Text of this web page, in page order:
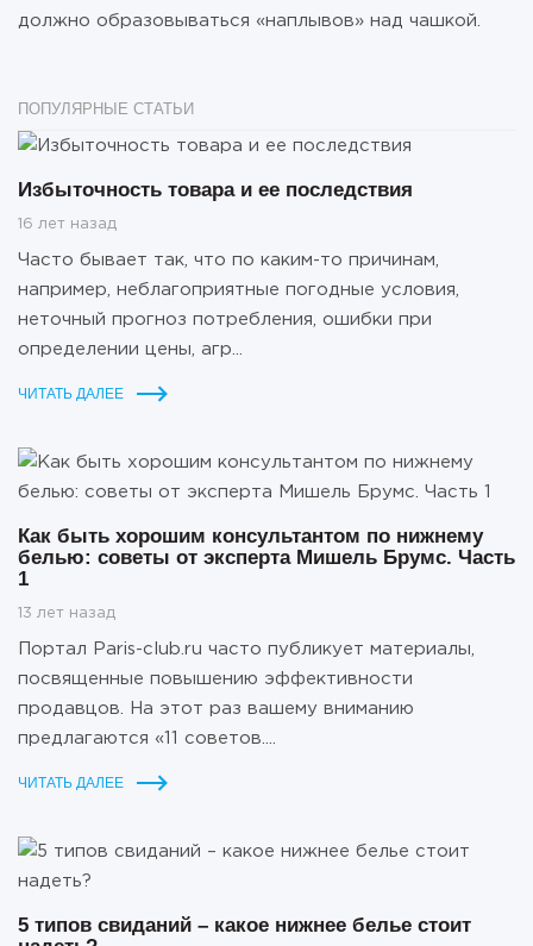
должно образовываться «наплывов» над чашкой.
ПОПУЛЯРНЫЕ СТАТЬИ
Избыточность товара и ее последствия
16 лет назад
Часто бывает так, что по каким-то причинам,
например, неблагоприятные погодные условия,
неточный прогноз потребления, ошибки при
определении цены, агр...
ЧИТАТЬ ДАЛЕЕ
Как быть хорошим консультантом по нижнему
белью: советы от эксперта Мишель Брумс. Часть
1
13 лет назад
Портал Paris-club.ru часто публикует материалы,
посвященные повышению эффективности
продавцов. На этот раз вашему вниманию
предлагаются «11 советов....
ЧИТАТЬ ДАЛЕЕ
5 типов свиданий – какое нижнее белье стоит